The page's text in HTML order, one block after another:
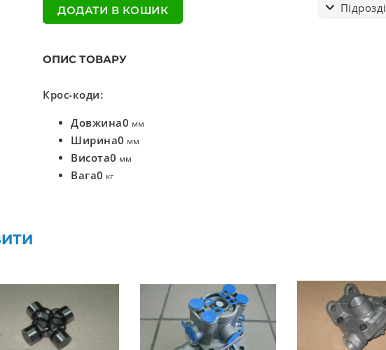
ДОДАТИ В КОШИК
ОПИС ТОВАРУ
Крос-коди:
Довжина0 мм
Ширина0 мм
Висота0 мм
Вага0 кг